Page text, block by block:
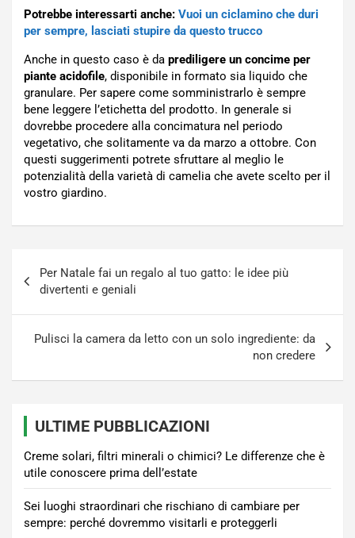
Potrebbe interessarti anche: Vuoi un ciclamino che duri
per sempre, lasciati stupire da questo trucco
Anche in questo caso è da prediligere un concime per
piante acidofile, disponibile in formato sia liquido che
granulare. Per sapere come somministrarlo è sempre
bene leggere l’etichetta del prodotto. In generale si
dovrebbe procedere alla concimatura nel periodo
vegetativo, che solitamente va da marzo a ottobre. Con
questi suggerimenti potrete sfruttare al meglio le
potenzialità della varietà di camelia che avete scelto per il
vostro giardino.
articoli
Per Natale fai un regalo al tuo gatto: le idee più
divertenti e geniali
Pulisci la camera da letto con un solo ingrediente: da
non credere
ULTIME PUBBLICAZIONI
Creme solari, filtri minerali o chimici? Le differenze che è
utile conoscere prima dell’estate
Sei luoghi straordinari che rischiano di cambiare per
sempre: perché dovremmo visitarli e proteggerli